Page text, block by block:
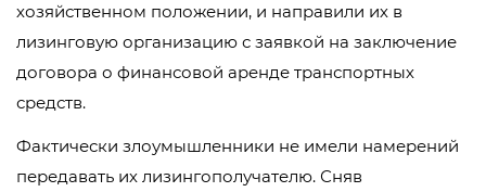
хозяйственном положении, и направили их в
лизинговую организацию с заявкой на заключение
договора о финансовой аренде транспортных
средств.
Фактически злоумышленники не имели намерений
передавать их лизингополучателю. Сняв